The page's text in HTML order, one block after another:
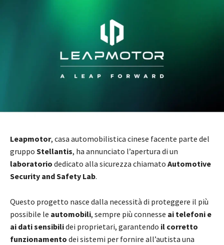
Leapmotor, casa automobilistica cinese facente parte del
gruppo Stellantis, ha annunciato l’apertura di un
laboratorio dedicato alla sicurezza chiamato Automotive
Security and Safety Lab.
Questo progetto nasce dalla necessità di proteggere il più
possibile le automobili, sempre più connesse ai telefoni e
ai dati sensibilidei proprietari, garantendo il corretto
funzionamento dei sistemi per fornire all’autista una